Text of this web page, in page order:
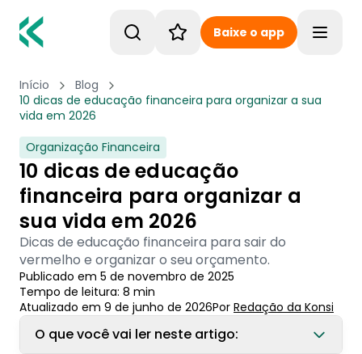
Baixe o app
Início
Blog
10 dicas de educação financeira para organizar a sua
vida em 2026
Organização Financeira
10 dicas de educação
financeira para organizar a
sua vida em 2026
Dicas de educação financeira para sair do
vermelho e organizar o seu orçamento.
Publicado em 5 de novembro de 2025
Tempo de leitura: 8 min
Atualizado em 9 de junho de 2026Por Redação da Konsi
O que você vai ler neste artigo: